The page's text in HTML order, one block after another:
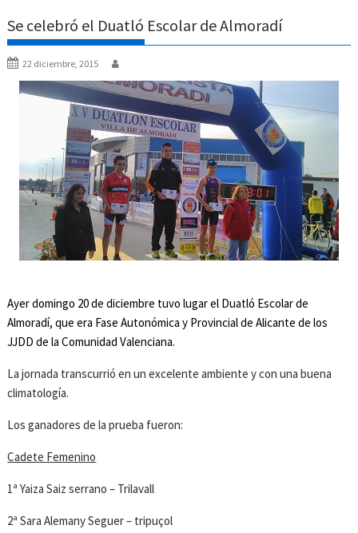
Se celebró el Duatló Escolar de Almoradí
22 diciembre, 2015
Ayer domingo 20 de diciembre tuvo lugar el Duatló Escolar de
Almoradí, que era Fase Autonómica y Provincial de Alicante de los
JJDD de la Comunidad Valenciana.
La jornada transcurrió en un excelente ambiente y con una buena
climatología.
Los ganadores de la prueba fueron:
Cadete Femenino
1ª Yaiza Saiz serrano – Trilavall
2ª Sara Alemany Seguer – tripuçol